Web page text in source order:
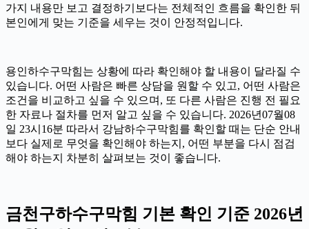
가지 내용만 보고 결정하기보다는 전체적인 흐름을 확인한 뒤
본인에게 맞는 기준을 세우는 것이 안정적입니다.
용인하수구막힘는 상황에 따라 확인해야 할 내용이 달라질 수
있습니다. 어떤 사람은 빠른 상담을 원할 수 있고, 어떤 사람은
조건을 비교하고 싶을 수 있으며, 또 다른 사람은 진행 전 필요
한 자료나 절차를 먼저 알고 싶을 수 있습니다. 2026년07월08
일 23시16분 따라서 강남하수구막힘를 확인할 때는 단순 안내
보다 실제로 무엇을 확인해야 하는지, 어떤 부분을 다시 점검
해야 하는지 차분히 살펴보는 것이 좋습니다.
금천구하수구막힘 기본 확인 기준 2026년